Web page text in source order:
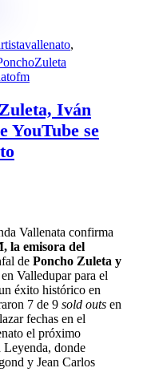
,
Iván
YouTube se
Vallenata confirma
la emisora del
de Poncho Zuleta y
Valledupar para el
éxito histórico en
7 de 9 sold outs en
fechas en el
el próximo
Leyenda, donde
y Jean Carlos